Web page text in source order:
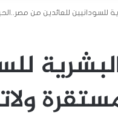
للسودانيين للعائدين من
البشرية